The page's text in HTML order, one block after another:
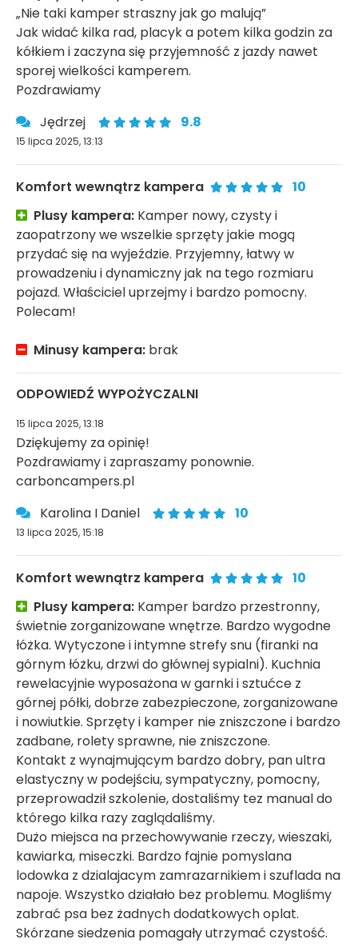
„Nie taki kamper straszny jak go malują”
Jak widać kilka rad, placyk a potem kilka godzin za
kółkiem i zaczyna się przyjemność z jazdy nawet
sporej wielkości kamperem.
Pozdrawiamy
Jędrzej
9.8
15 lipca 2025, 13:13
Komfort wewnątrz kampera
10
Plusy kampera: Kamper nowy, czysty i
zaopatrzony we wszelkie sprzęty jakie mogą
przydać się na wyjeździe. Przyjemny, łatwy w
prowadzeniu i dynamiczny jak na tego rozmiaru
pojazd. Właściciel uprzejmy i bardzo pomocny.
Polecam!
Minusy kampera: brak
ODPOWIEDŹ WYPOŻYCZALNI
15 lipca 2025, 13:18
Dziękujemy za opinię!
Pozdrawiamy i zapraszamy ponownie.
carboncampers.pl
Karolina I Daniel
10
13 lipca 2025, 15:18
Komfort wewnątrz kampera
10
Plusy kampera: Kamper bardzo przestronny,
świetnie zorganizowane wnętrze. Bardzo wygodne
łóżka. Wytyczone i intymne strefy snu (firanki na
górnym łóżku, drzwi do głównej sypialni). Kuchnia
rewelacyjnie wyposażona w garnki i sztućce z
górnej półki, dobrze zabezpieczone, zorganizowane
i nowiutkie. Sprzęty i kamper nie zniszczone i bardzo
zadbane, rolety sprawne, nie zniszczone.
Kontakt z wynajmującym bardzo dobry, pan ultra
elastyczny w podejściu, sympatyczny, pomocny,
przeprowadził szkolenie, dostaliśmy tez manual do
którego kilka razy zaglądaliśmy.
Dużo miejsca na przechowywanie rzeczy, wieszaki,
kawiarka, miseczki. Bardzo fajnie pomyslana
lodowka z dzialajacym zamrazarnikiem i szuflada na
napoje. Wszystko działało bez problemu. Mogliśmy
zabrać psa bez żadnych dodatkowych oplat.
Skórzane siedzenia pomagały utrzymać czystość.